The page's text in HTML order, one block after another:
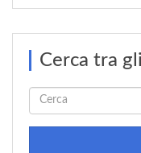
Cerca tra